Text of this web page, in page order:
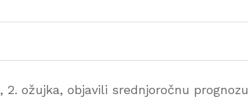
ožujka, objavili srednjoročnu prognozu